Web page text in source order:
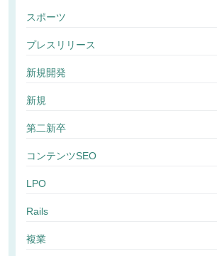
スポーツ
プレスリリース
新規開発
新規
第二新卒
コンテンツSEO
LPO
Rails
複業